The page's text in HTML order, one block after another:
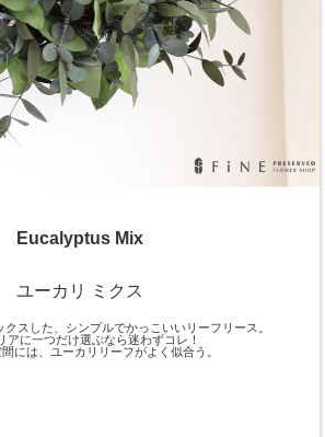
Eucalyptus Mix
ユーカリ ミクス
スした、シンプルでかっこいいリーフリース。
アに一つだけ選ぶなら迷わずコレ！
には、ユーカリリーフがよく似合う。